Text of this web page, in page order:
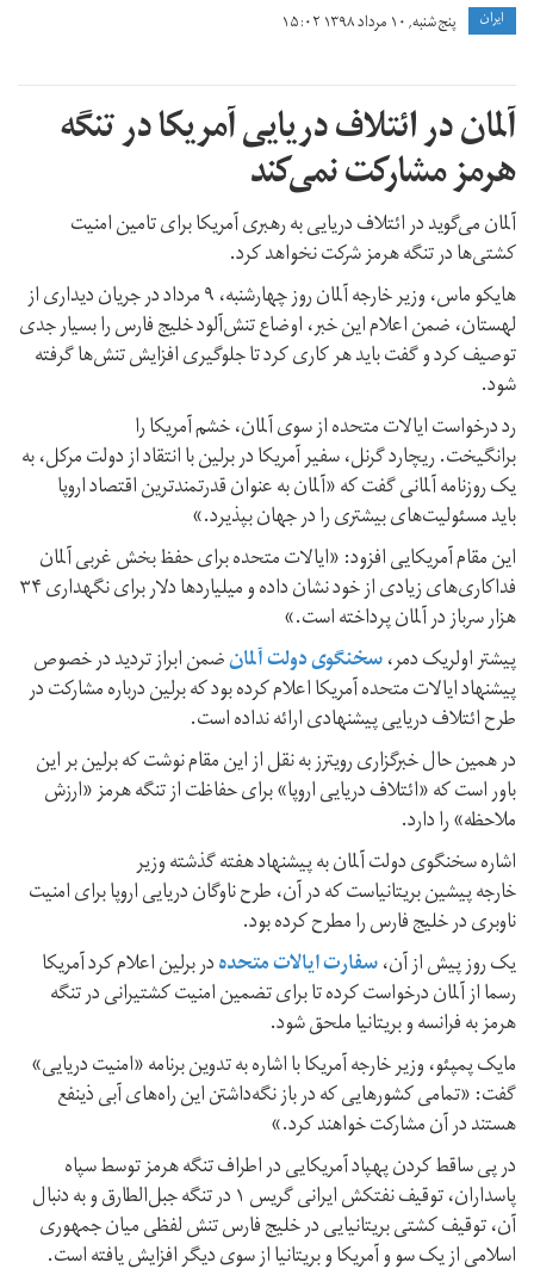
ايران پنج شنبه, ۱۰ مرداد ۱۳۹۸ ۱۵:۰۲
آلمان در ائتلاف دریایی آمریکا در تنگه
هرمز مشارکت نمی‌کند
آلمان می‌گوید در ائتلاف دریایی به رهبری آمریکا برای تامین امنیت
کشتی‌ها در تنگه هرمز شرکت نخواهد کرد.
هایکو ماس، وزیر خارجه آلمان روز چهارشنبه، ۹ مرداد در جریان دیداری از
لهستان، ضمن اعلام این خبر، اوضاع تنش‌آلود خلیج فارس را بسیار جدی
توصیف کرد و گفت باید هر کاری کرد تا جلوگیری افزایش تنش‌ها گرفته
شود.
رد درخواست ایالات متحده از سوی آلمان، خشم آمریکا را
برانگیخت. ریچارد گرنل، سفیر آمریکا در برلین با انتقاد از دولت مرکل، به
یک روزنامه آلمانی گفت که «آلمان به عنوان قدرتمند‌ترین اقتصاد اروپا
باید مسئولیت‌های بیشتری را در جهان بپذیرد.»
این مقام آمریکایی افزود: «ایالات متحده برای حفظ بخش غربی آلمان
فداکاری‌های زیادی از خود نشان داده و میلیاردها دلار برای نگهداری ۳۴
هزار سرباز در آلمان پرداخته است.»
پیشتر اولریک دمر،سخنگوی دولت آلمانضمن ابراز تردید در خصوص
پیشنهاد ایالات متحده آمریکا اعلام کرده بود که برلین درباره مشارکت در
طرح ائتلاف دریایی پیشنهادی ارائه نداده است.
در همین حال خبرگزاری رویترز به نقل از این مقام نوشت که برلین بر این
باور است که «ائتلاف دریایی اروپا» برای حفاظت از تنگه هرمز «ارزش
ملاحظه» را دارد.
اشاره سخنگوی دولت آلمان به پیشنهاد هفته گذشته وزیر
خارجه پیشین بریتانیاست که در آن، طرح ناوگان دریایی اروپا برای امنیت
ناوبری در خلیج فارس را مطرح کرده بود.
یک روز پیش از آن،سفارت ایالات متحدهدر برلین اعلام کرد آمریکا
رسما از آلمان درخواست کرده تا برای تضمین امنیت کشتیرانی در تنگه
هرمز به فرانسه و بریتانیا ملحق شود.
مایک پمپئو، وزیر خارجه آمریکا با اشاره به تدوین برنامه «امنیت دریایی»
گفت: «تمامی کشورهایی که در باز نگه‌داشتن این راه‌های آبی ذینفع
هستند در آن مشارکت خواهند کرد.»
در پی ساقط کردن پهپاد آمریکایی در اطراف تنگه هرمز توسط سپاه
پاسداران، توقیف نفتکش ایرانی گریس ۱ در تنگه جبل‌الطارق و به دنبال
آن، توقیف کشتی بریتانیایی در خلیج فارس تنش لفظی میان جمهوری
اسلامی از یک سو و آمریکا و بریتانیا از سوی دیگر افزایش یافته است.